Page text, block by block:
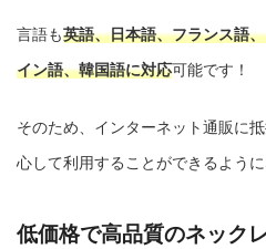
言語も英語、日本語、フランス語
イン語、韓国語に対応可能です！
そのため、インターネット通販に
心して利用することができるように
低価格で高品質のネック